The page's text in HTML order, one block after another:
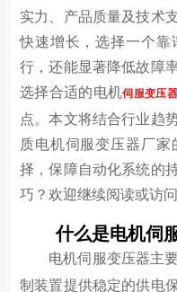
实力、产品质量及技术
快速增长，选择一个
行，还能显著降低故障
选择合适的电机伺服变压器
点。本文将结合行业趋
质电机伺服变压器厂
择，保障自动化系统的
巧？欢迎继续阅读或访
什么是电机伺
电机伺服变压器主
制装置提供稳定的供电